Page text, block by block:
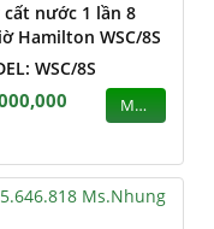
cất nước 1 lần 8
Hamilton WSC/8S
WSC/8S
MUA
Ms.Nhung